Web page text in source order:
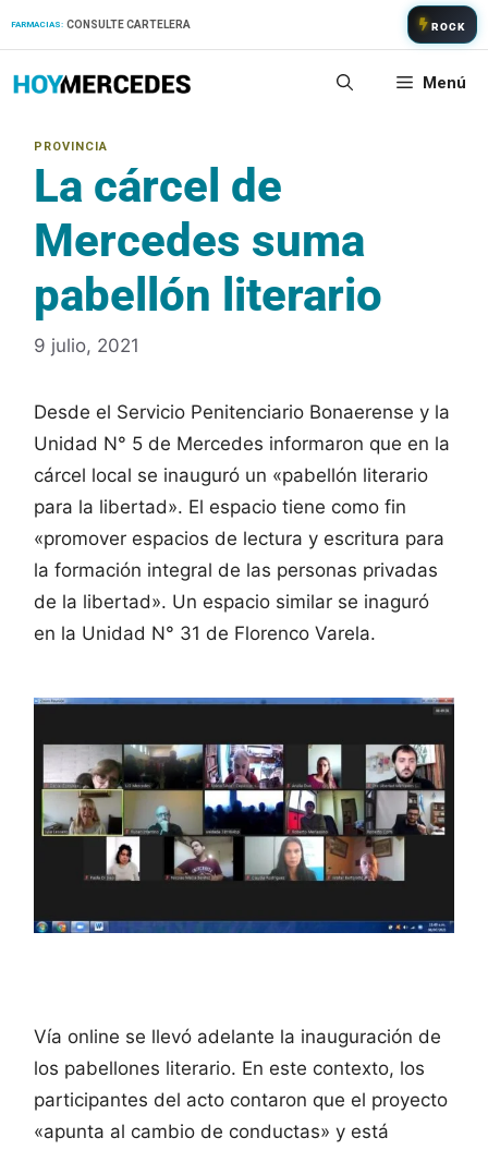
FARMACIAS: CONSULTE CARTELERA ROCK
Menú
La cárcel de
Mercedes suma
pabellón literario
9 julio, 2021
Desde el Servicio Penitenciario Bonaerense y la
Unidad N° 5 de Mercedes informaron que en la
cárcel local se inauguró un «pabellón literario
para la libertad». El espacio tiene como fin
«promover espacios de lectura y escritura para
la formación integral de las personas privadas
de la libertad». Un espacio similar se inaguró
en la Unidad N° 31 de Florenco Varela.
Vía online se llevó adelante la inauguración de
los pabellones literario. En este contexto, los
participantes del acto contaron que el proyecto
«apunta al cambio de conductas» y está